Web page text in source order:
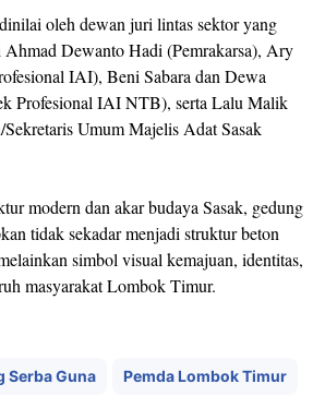
oleh dewan juri lintas sektor yang
Dewanto Hadi (Pemrakarsa), Ary
IAI), Beni Sabara dan Dewa
Profesional IAI NTB), serta Lalu Malik
Umum Majelis Adat Sasak
modern dan akar budaya Sasak, gedung
tidak sekadar menjadi struktur beton
simbol visual kemajuan, identitas,
masyarakat Lombok Timur.
Serba Guna Pemda Lombok Timur